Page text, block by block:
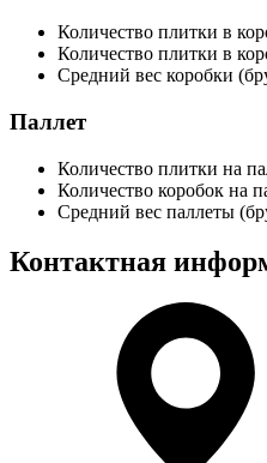
Количество плитки в
Количество плитки в
Средний вес коробки
Паллет
Количество плитки на
Количество коробок на
Средний вес паллеты
Контактная